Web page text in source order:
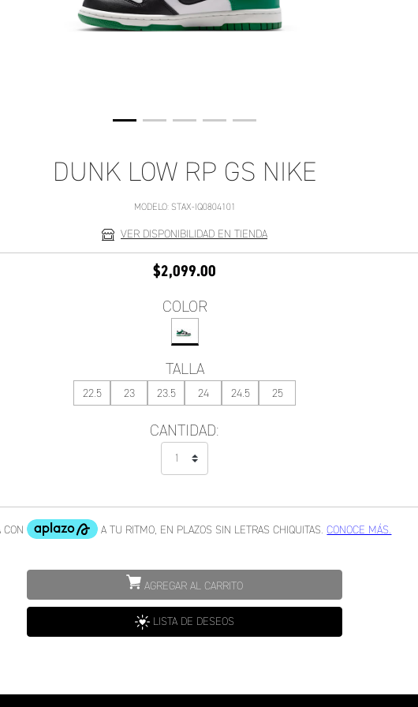
DUNK LOW RP GS NIKE
MODELO: STAX-IQ0804101
VER DISPONIBILIDAD EN TIENDA
$2,099.00
COLOR
TALLA
22.5 23 23.5 24 24.5 25
CANTIDAD:
AGREGAR AL CARRITO
LISTA DE DESEOS